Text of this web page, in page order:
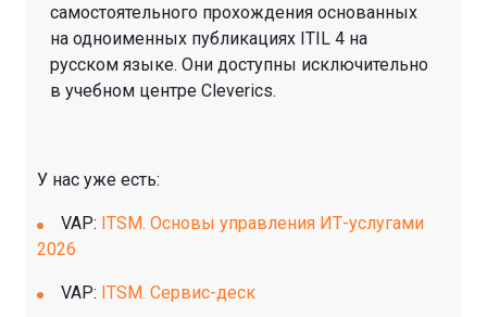
самостоятельного прохождения основанных
на одноименных публикациях ITIL 4 на
русском языке. Они доступны исключительно
в учебном центре Cleverics.
У нас уже есть:
VAP: ITSM. Основы управления ИТ-услугами
2026
VAP: ITSM. Сервис-деск